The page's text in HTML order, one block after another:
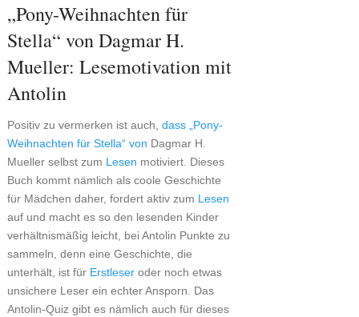
„Pony-Weihnachten für
Stella“ von Dagmar H.
Mueller: Lesemotivation mit
Antolin
Positiv zu vermerken ist auch, dass „Pony-
Weihnachten für Stella“ von Dagmar H.
Mueller selbst zum Lesen motiviert. Dieses
Buch kommt nämlich als coole Geschichte
für Mädchen daher, fordert aktiv zum Lesen
auf und macht es so den lesenden Kinder
verhältnismäßig leicht, bei Antolin Punkte zu
sammeln, denn eine Geschichte, die
unterhält, ist für Erstleseroder noch etwas
unsichere Leser ein echter Ansporn. Das
Antolin-Quiz gibt es nämlich auch für dieses